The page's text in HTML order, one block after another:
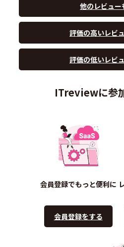
他のレビュー
評価の高いレビ
評価の低いレビ
ITreviewに参
会員登録でもっと便利に
会員登録をする